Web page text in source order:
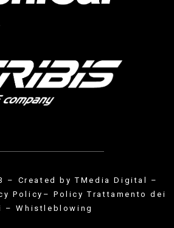
– Created byTMedia Digital –
Policy – Policy Trattamento dei
–Whistleblowing